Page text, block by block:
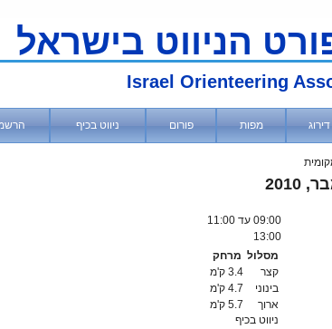
הניווט בישראל
Israel Orienteering
דירוג מפות פורום ניווט בכיף
09:00 עד 11:00
13:00
מסלול מרחק
קצר
3.4 ק'מ
בינוני
4.7 ק'מ
ארוך
5.7 ק'מ
ניווט בכיף